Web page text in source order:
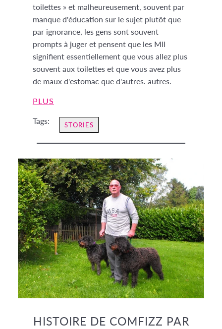
toilettes » et malheureusement, souvent par
manque d'éducation sur le sujet plutôt que
par ignorance, les gens sont souvent
prompts à juger et pensent que les MII
signifient essentiellement que vous allez plus
souvent aux toilettes et que vous avez plus
de maux d'estomac que d'autres. autres.
PLUS
Tags: STORIES
HISTOIRE DE COMFIZZ PAR